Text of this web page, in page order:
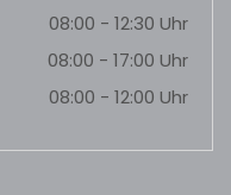
08:00 - 12:30 Uhr
08:00 - 17:00 Uhr
08:00 - 12:00 Uhr